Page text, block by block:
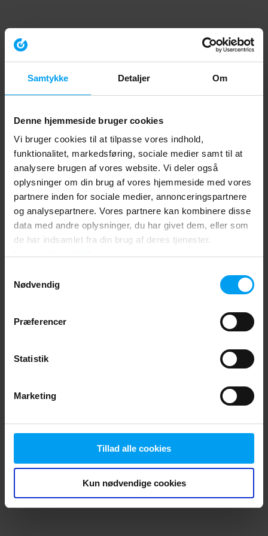
Samtykke Detaljer Om
Denne hjemmeside bruger cookies
Vi bruger cookies til at tilpasse vores indhold,
funktionalitet, markedsføring, sociale medier samt til at
analysere brugen af vores website. Vi deler også
oplysninger om din brug af vores hjemmeside med vores
partnere inden for sociale medier, annonceringspartnere
og analysepartnere. Vores partnere kan kombinere disse
data med andre oplysninger, du har givet dem, eller som
de har indsamlet fra din brug af deres tjenester.
Nødvendig
Præferencer
Statistik
Marketing
Tillad alle cookies
Kun nødvendige cookies
Application error: a client-side exception has occurred (see the